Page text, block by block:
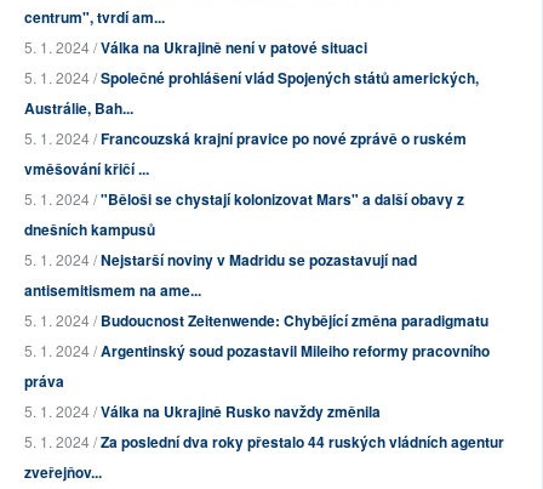
centrum", tvrdí am...
5. 1. 2024 /Válka na Ukrajině není v patové situaci
5. 1. 2024 /Společné prohlášení vlád Spojených států amerických,
Austrálie, Bah...
5. 1. 2024 /Francouzská krajní pravice po nové zprávě o ruském
vměšování křičí ...
5. 1. 2024 /"Běloši se chystají kolonizovat Mars" a další obavy z
dnešních kampusů
5. 1. 2024 /Nejstarší noviny v Madridu se pozastavují nad
antisemitismem na ame...
5. 1. 2024 /Budoucnost Zeitenwende: Chybějící změna paradigmatu
5. 1. 2024 /Argentinský soud pozastavil Mileiho reformy pracovního
práva
5. 1. 2024 /Válka na Ukrajině Rusko navždy změnila
5. 1. 2024 /Za poslední dva roky přestalo 44 ruských vládních agentur
zveřejňov...